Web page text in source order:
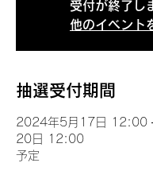
受付が終了し
他のイベント
抽選受付期間
2024年5月17日 12:00
20日 12:00
予定